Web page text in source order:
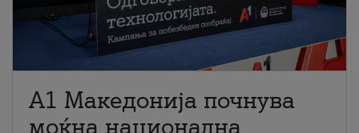
A1 Македонија почнува
моќна национална